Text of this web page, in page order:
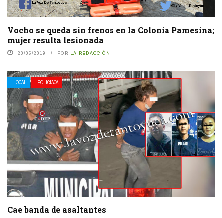
Vocho se queda sin frenos en la Colonia Pamesina;
mujer resulta lesionada
20/05/2019 POR LA REDACCIÓN
LOCAL POLICIACA
Cae banda de asaltantes